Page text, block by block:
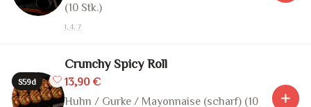
(10 Stk.)
1, 4, 7
S59d
Crunchy Spicy Roll
13,90 €
Huhn / Gurke / Mayonnaise (scharf) (10